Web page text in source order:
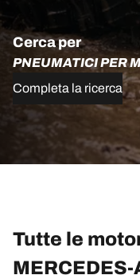
Cerca per
PNEUMATICI PER
Completa la ricerca
Tutte le